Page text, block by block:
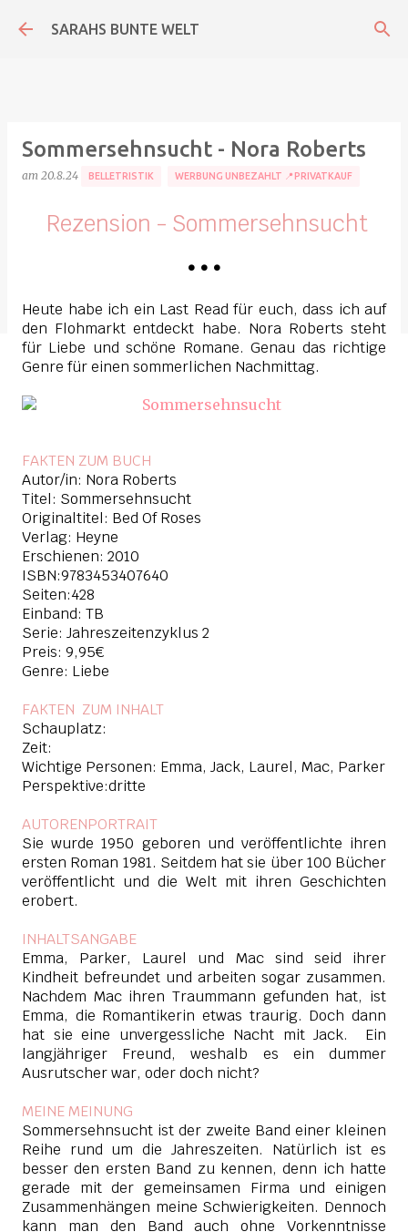
Direkt zum Hauptbereich
SARAHS BUNTE WELT
Sommersehnsucht - Nora Roberts
am 20.8.24 BELLETRISTIK WERBUNG UNBEZAHLT 📍PRIVATKAUF
Rezension - Sommersehnsucht
• • •
Heute habe ich ein Last Read für euch, dass ich auf
den Flohmarkt entdeckt habe. Nora Roberts steht
für Liebe und schöne Romane. Genau das richtige
Genre für einen sommerlichen Nachmittag.
FAKTEN ZUM BUCH
Autor/in: Nora Roberts
Titel: Sommersehnsucht
Originaltitel: Bed Of Roses
Verlag: Heyne
Erschienen: 2010
ISBN:9783453407640
Seiten:428
Einband: TB
Serie: Jahreszeitenzyklus 2
Preis: 9,95€
Genre: Liebe
FAKTEN ZUM INHALT
Schauplatz:
Zeit:
Wichtige Personen: Emma, Jack, Laurel, Mac, Parker
Perspektive:dritte
AUTORENPORTRAIT
Sie wurde 1950 geboren und veröffentlichte ihren
ersten Roman 1981. Seitdem hat sie über 100 Bücher
veröffentlicht und die Welt mit ihren Geschichten
erobert.
INHALTSANGABE
Emma, Parker, Laurel und Mac sind seid ihrer
Kindheit befreundet und arbeiten sogar zusammen.
Nachdem Mac ihren Traummann gefunden hat, ist
Emma, die Romantikerin etwas traurig. Doch dann
hat sie eine unvergessliche Nacht mit Jack. Ein
langjähriger Freund, weshalb es ein dummer
Ausrutscher war, oder doch nicht?
MEINE MEINUNG
Sommersehnsucht ist der zweite Band einer kleinen
Reihe rund um die Jahreszeiten. Natürlich ist es
besser den ersten Band zu kennen, denn ich hatte
gerade mit der gemeinsamen Firma und einigen
Zusammenhängen meine Schwierigkeiten. Dennoch
kann man den Band auch ohne Vorkenntnisse